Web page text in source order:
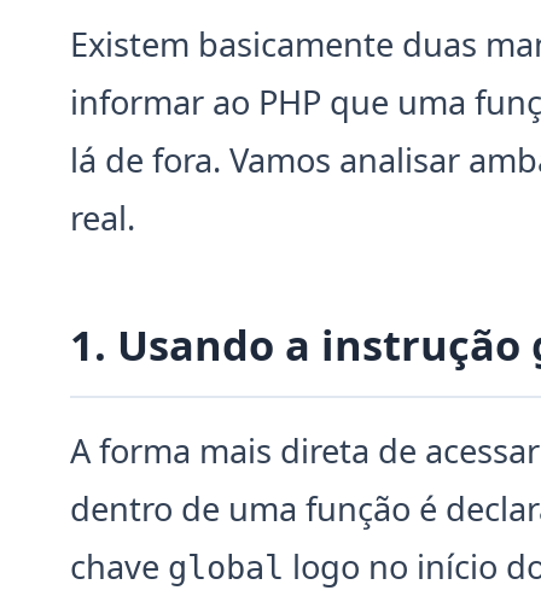
Existem basicamente duas
informar ao PHP que uma
lá de fora. Vamos analisar
real.
1. Usando a instrução
A forma mais direta de
dentro de uma função é
chave global logo no início